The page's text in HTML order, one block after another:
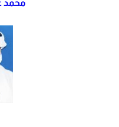
محمد